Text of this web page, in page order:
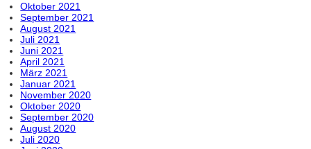
Oktober 2021
September 2021
August 2021
Juli 2021
Juni 2021
April 2021
März 2021
Januar 2021
November 2020
Oktober 2020
September 2020
August 2020
Juli 2020